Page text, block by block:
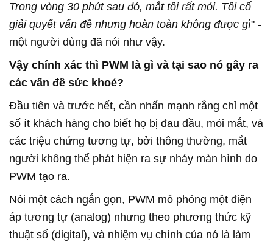
Trong vòng 30 phút sau đó, mắt tôi rất mỏi. Tôi cố
giải quyết vấn đề nhưng hoàn toàn không được gì" -
một người dùng đã nói như vậy.
Vậy chính xác thì PWM là gì và tại sao nó gây ra
các vấn đề sức khoẻ?
Đầu tiên và trước hết, cần nhấn mạnh rằng chỉ một
số ít khách hàng cho biết họ bị đau đầu, mỏi mắt, và
các triệu chứng tương tự, bởi thông thường, mắt
người không thể phát hiện ra sự nháy màn hình do
PWM tạo ra.
Nói một cách ngắn gọn, PWM mô phỏng một điện
áp tương tự (analog) nhưng theo phương thức kỹ
thuật số (digital), và nhiệm vụ chính của nó là làm